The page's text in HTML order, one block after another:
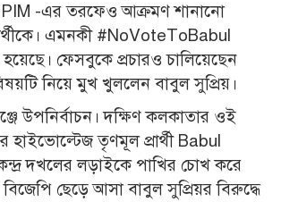
-এর তরফেও আক্রমণ শানানো
এমনকী #NoVoteToBabul
ফেসবুকে প্রচারও চালিয়েছেন
নিয়ে মুখ খুললেন বাবুল সুপ্রিয়।
উপনির্বাচন। দক্ষিণ কলকাতার ওই
হাইভোল্টেজ তৃণমূল প্রার্থী Babul
দখলের লড়াইকে পাখির চোখ করে
ছেড়ে আসা বাবুল সুপ্রিয়র বিরুদ্ধে